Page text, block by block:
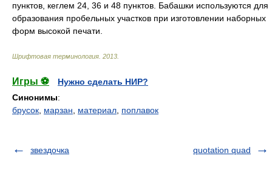
пунктов, кеглем 24, 36 и 48 пунктов. Бабашки используются для
образования пробельных участков при изготовлении наборных
форм высокой печати.
Шрифтовая терминология 2013
Игры ⚽
Нужно сделать НИР?
Синонимы:
брусок марзан материал поплавок
звездочка quotation quad